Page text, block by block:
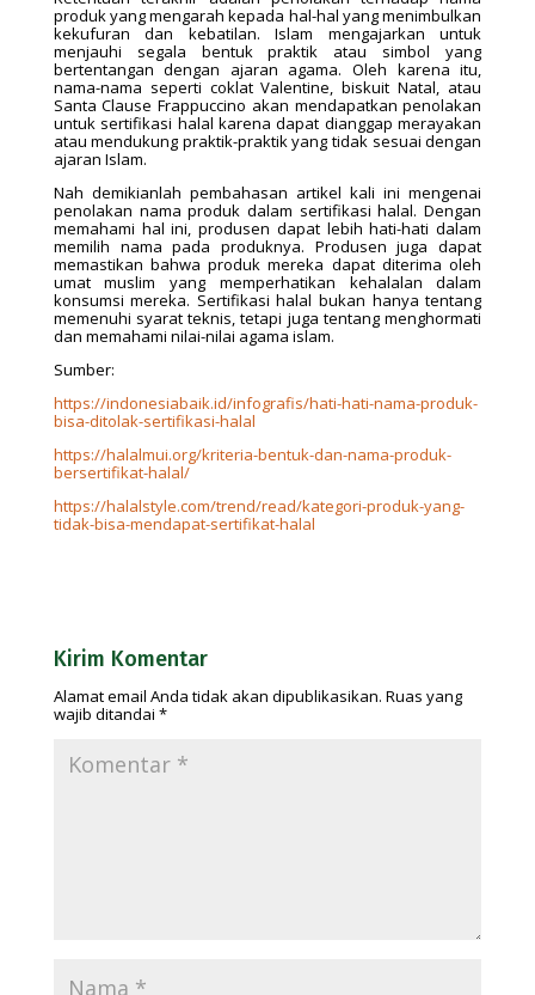
produk yang mengarah kepada hal-hal yang menimbulkan
kekufuran dan kebatilan. Islam mengajarkan untuk
menjauhi segala bentuk praktik atau simbol yang
bertentangan dengan ajaran agama. Oleh karena itu,
nama-nama seperti coklat Valentine, biskuit Natal, atau
Santa Clause Frappuccino akan mendapatkan penolakan
untuk sertifikasi halal karena dapat dianggap merayakan
atau mendukung praktik-praktik yang tidak sesuai dengan
ajaran Islam.
Nah demikianlah pembahasan artikel kali ini mengenai
penolakan nama produk dalam sertifikasi halal. Dengan
memahami hal ini, produsen dapat lebih hati-hati dalam
memilih nama pada produknya. Produsen juga dapat
memastikan bahwa produk mereka dapat diterima oleh
umat muslim yang memperhatikan kehalalan dalam
konsumsi mereka. Sertifikasi halal bukan hanya tentang
memenuhi syarat teknis, tetapi juga tentang menghormati
dan memahami nilai-nilai agama islam.
Sumber:
https://indonesiabaik.id/infografis/hati-hati-nama-produk-
bisa-ditolak-sertifikasi-halal
https://halalmui.org/kriteria-bentuk-dan-nama-produk-
bersertifikat-halal/
https://halalstyle.com/trend/read/kategori-produk-yang-
tidak-bisa-mendapat-sertifikat-halal
Kirim Komentar
Alamat email Anda tidak akan dipublikasikan. Ruas yang
wajib ditandai *